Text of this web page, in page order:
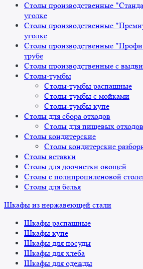
Столы производственные
уголке
Столы производственные
уголке
Столы производственные
трубе
Столы производственные с
Столы-тумбы
Столы-тумбы распашные
Столы-тумбы с мойками
Столы-тумбы купе
Столы для сбора отходов
Столы для пищевых отходов
Столы кондитерские
Столы кондитерские
Столы вставки
Столы для доочистки овощей
Столы с полипропиленовой
Столы для белья
Шкафы из нержавеющей стали
Шкафы распашные
Шкафы купе
Шкафы для посуды
Шкафы для хлеба
Шкафы для одежды